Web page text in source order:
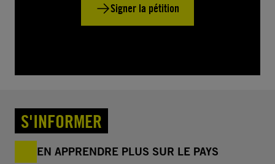
Signer la pétition
S'INFORMER
EN APPRENDRE PLUS SUR LE PAYS